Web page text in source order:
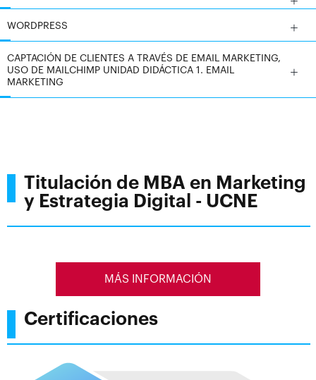
estructurar proyectos, analizar datos y presentar
propuestas sólidas, útiles tanto para la empresa como
para tu crecimiento profesional.
En definitiva, es una maestría pensada para quienes
WORDPRESS
CAPTACIÓN DE CLIENTES A TRAVÉS DE EMAIL MARKETING,
USO DE MAILCHIMP UNIDAD DIDÁCTICA 1. EMAIL
MARKETING
Titulación de MBA en Marketing
y Estrategia Digital - UCNE
MÁS INFORMACIÓN
Certificaciones